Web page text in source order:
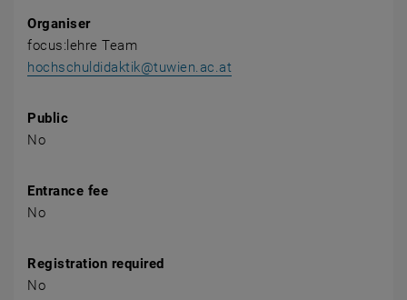
Organiser
focus:lehre Team
hochschuldidaktik@tuwien.ac.at
Public
No
Entrance fee
No
Registration required
No